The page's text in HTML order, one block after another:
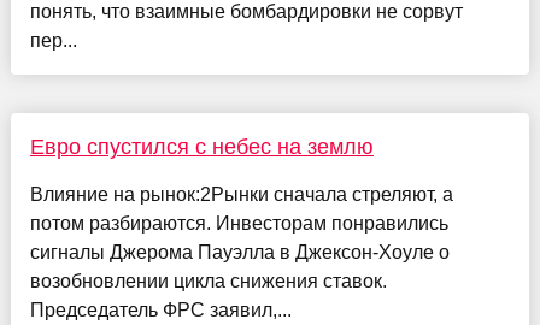
понять, что взаимные бомбардировки не сорвут
пер...
Евро спустился с небес на землю
Влияние на рынок:2Рынки сначала стреляют, а
потом разбираются. Инвесторам понравились
сигналы Джерома Пауэлла в Джексон-Хоуле о
возобновлении цикла снижения ставок.
Председатель ФРС заявил,...